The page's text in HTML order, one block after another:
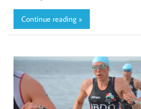
Continue reading »